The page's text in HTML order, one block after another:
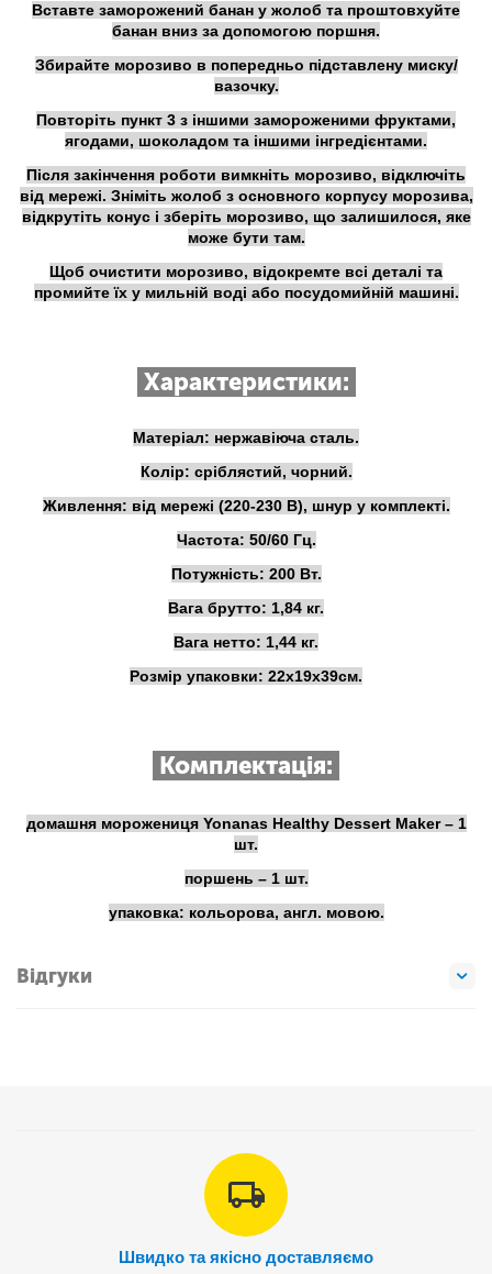
Вставте заморожений банан у жолоб та проштовхуйте
банан вниз за допомогою поршня.
Збирайте морозиво в попередньо підставлену миску/
вазочку.
Повторіть пункт 3 з іншими замороженими фруктами,
ягодами, шоколадом та іншими інгредієнтами.
Після закінчення роботи вимкніть морозиво, відключіть
від мережі. Зніміть жолоб з основного корпусу морозива,
відкрутіть конус і зберіть морозиво, що залишилося, яке
може бути там.
Щоб очистити морозиво, відокремте всі деталі та
промийте їх у мильній воді або посудомийній машині.
Характеристики:
Матеріал: нержавіюча сталь.
Колір: сріблястий, чорний.
Живлення: від мережі (220-230 В), шнур у комплекті.
Частота: 50/60 Гц.
Потужність: 200 Вт.
Вага брутто: 1,84 кг.
Вага нетто: 1,44 кг.
Розмір упаковки: 22х19х39см.
Комплектація:
домашня морожениця Yonanas Healthy Dessert Maker – 1
шт.
поршень – 1 шт.
упаковка: кольорова, англ. мовою.
Відгуки
Швидко та якісно доставляємо